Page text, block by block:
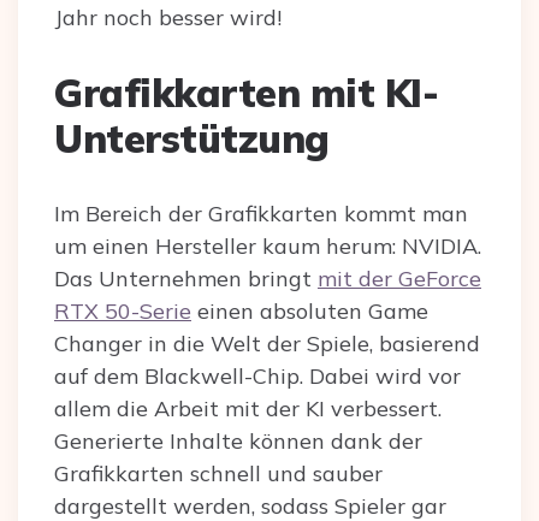
Jahr noch besser wird!
Grafikkarten mit KI-
Unterstützung
Im Bereich der Grafikkarten kommt man
um einen Hersteller kaum herum: NVIDIA.
Das Unternehmen bringt mit der GeForce
RTX 50-Serie einen absoluten Game
Changer in die Welt der Spiele, basierend
auf dem Blackwell-Chip. Dabei wird vor
allem die Arbeit mit der KI verbessert.
Generierte Inhalte können dank der
Grafikkarten schnell und sauber
dargestellt werden, sodass Spieler gar